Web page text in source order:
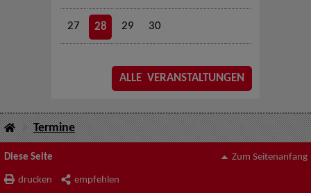
27 28 29 30
ALLE VERANSTALTUNGEN
Termine
Diese Seite
drucken empfehlen
Zum Seitenanfang